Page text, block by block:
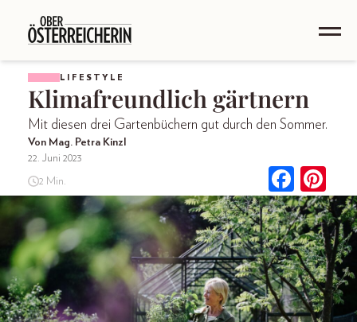
LIFESTYLE
Klimafreundlich gärtnern
Mit diesen drei Gartenbüchern gut durch den Sommer.
Von Mag. Petra Kinzl
22. Juni 2023
2 Min.